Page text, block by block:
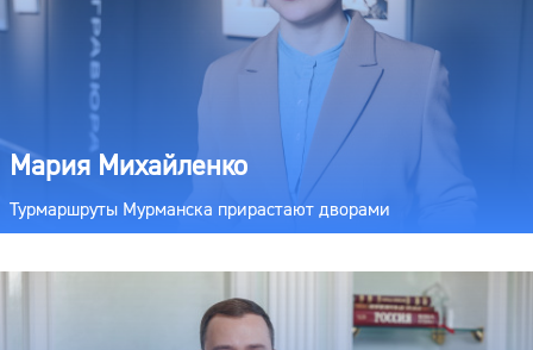
Мария Михайленко
Турмаршруты Мурманска прирастают дворами